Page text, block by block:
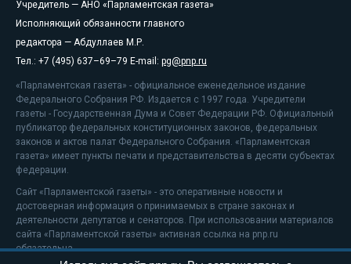
Учредитель — АНО «Парламентская газета»
Исполняющий обязанности главного
редактора — Абдуллаев М.Р.
Тел.: +7 (495) 637–69–79 E-mail: pg@pnp.ru
«Парламентская газета» - официальное еженедельное издание
Федерального Собрания РФ. Издается с 1997 года. Учредители
газеты - Государственная Дума и Совет Федерации РФ. Официальный
публикатор федеральных конституционных законов, федеральных
законов и актов палат Федерального Собрания. «Парламентская
газета» имеет пункты печати и представительства в десяти субъектах
федерации.
Сайт «Парламентской газеты» - это оперативные новости и
достоверная информация о принимаемых в стране законах и
деятельности депутатов и сенаторов. При использовании материалов
сайта «Парламентской газеты» активная ссылка на pnp.ru
обязательна.